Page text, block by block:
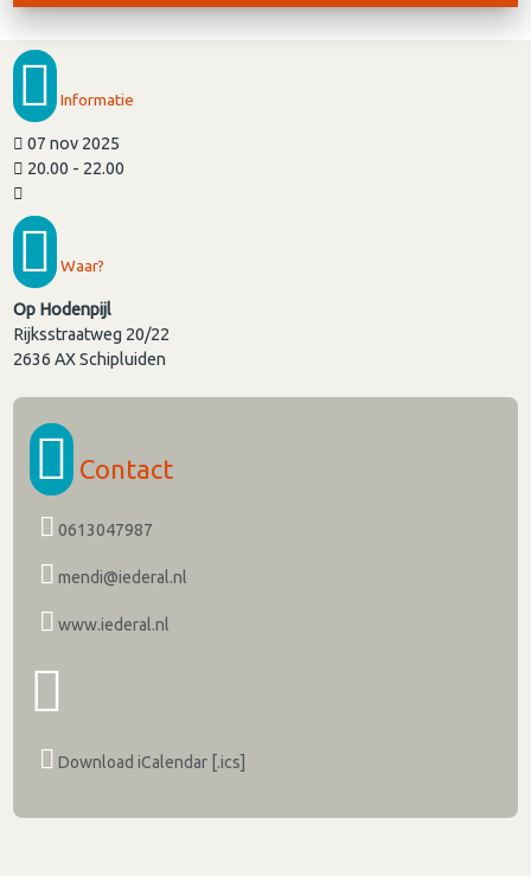
Informatie
07 nov 2025
20.00 - 22.00
Waar?
Op Hodenpijl
Rijksstraatweg 20/22
2636 AXSchipluiden
Contact
0613047987
mendi@iederal.nl
www.iederal.nl
Download iCalendar [.ics]